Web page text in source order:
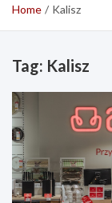
Home Kalisz
Tag: Kalisz